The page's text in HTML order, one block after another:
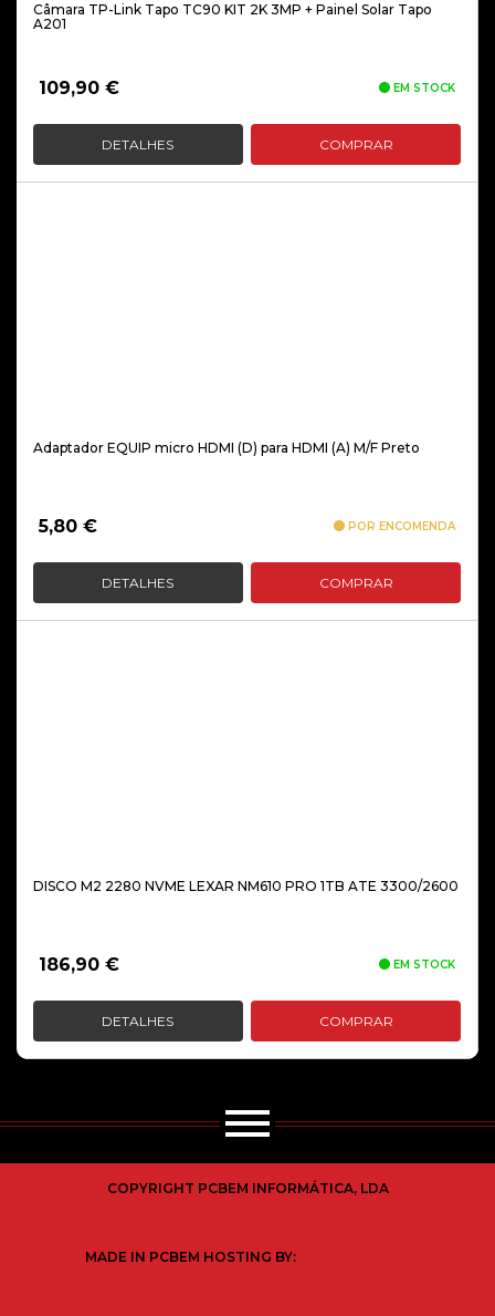
Câmara TP-Link Tapo TC90 KIT 2K 3MP + Painel Solar Tapo
A201
109,90 € EM STOCK
DETALHES COMPRAR
Adaptador EQUIP micro HDMI (D) para HDMI (A) M/F Preto
5,80 € POR ENCOMENDA
DETALHES COMPRAR
DISCO M2 2280 NVME LEXAR NM610 PRO 1TB ATE 3300/2600
186,90 € EM STOCK
DETALHES COMPRAR
COPYRIGHT PCBEM INFORMÁTICA, LDA
MADE IN PCBEM HOSTING BY: